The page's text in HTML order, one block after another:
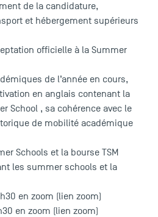
de la candidature,
et hébergement supérieurs
officielle à la Summer
de l’année en cours,
en anglais contenant la
School , sa cohérence avec le
de mobilité académique
Schools et la bourse TSM
les summer schools et la
en zoom (lien zoom)
en zoom (lien zoom)